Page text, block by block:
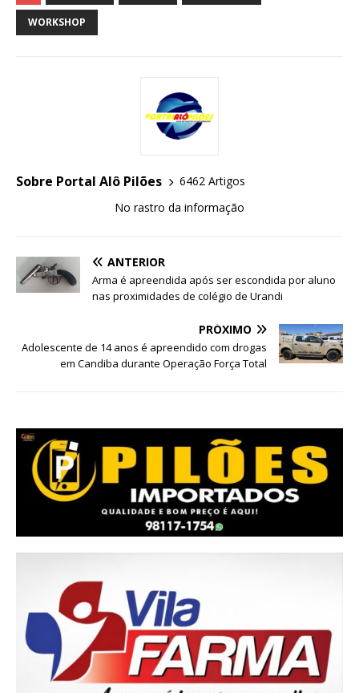
WORKSHOP
Sobre Portal Alô Pilões
6462 Artigos
No rastro da informação
ANTERIOR
Arma é apreendida após ser escondida por aluno
nas proximidades de colégio de Urandi
PRÓXIMO
Adolescente de 14 anos é apreendido com drogas
em Candiba durante Operação Força Total